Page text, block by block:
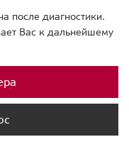
после диагностики.
Вас к дальнейшему